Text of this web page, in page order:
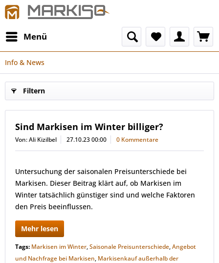
Menü
Info & News
Filtern
Sind Markisen im Winter billiger?
Von: Ali Kizilbel 27.10.23 00:00 0 Kommentare
Untersuchung der saisonalen Preisunterschiede bei
Markisen. Dieser Beitrag klärt auf, ob Markisen im
Winter tatsächlich günstiger sind und welche Faktoren
den Preis beeinflussen.
Mehr lesen
Tags: Markisen im Winter,Saisonale Preisunterschiede,Angebot
und Nachfrage bei Markisen, Markisenkauf außerhalb der